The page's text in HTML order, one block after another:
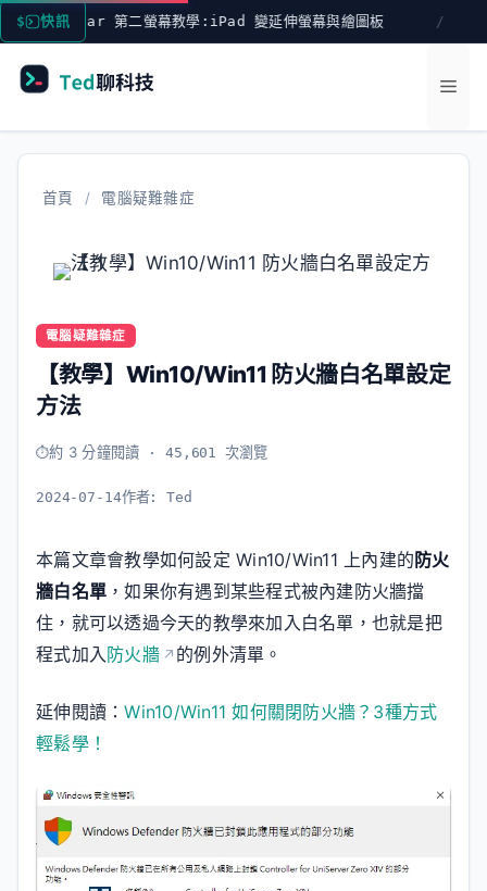
跳
至
快訊
第二螢幕教學:iPad 變延伸螢幕與繪圖板 符號
選
單
首頁 / 電腦疑難雜症
電腦疑難雜症
【教學】Win10/Win11 防火牆白名單設定
方法
約 3 分鐘閱讀 · 45,601 次瀏覽
2024-07-14作者:Ted
本篇文章會教學如何設定 Win10/Win11 上內建的防火
牆白名單 ，如果你有遇到某些程式被內建防火牆擋
住，就可以透過今天的教學來加入白名單，也就是把
程式加入 防火牆 的例外清單。
延伸閱讀：Win10/Win11 如何關閉防火牆？3種方式
輕鬆學！